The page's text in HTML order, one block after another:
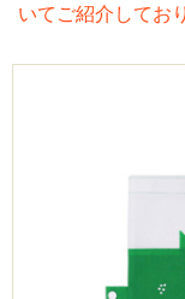
いてご紹介してお